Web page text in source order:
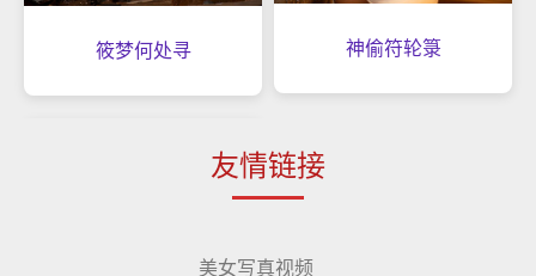
筱梦何处寻 神偷符轮箓
友情链接
美女写真视频